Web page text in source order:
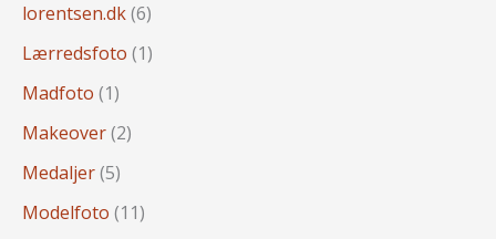
lorentsen.dk(6)
Lærredsfoto (1)
Madfoto (1)
Makeover(2)
Medaljer(5)
Modelfoto (11)